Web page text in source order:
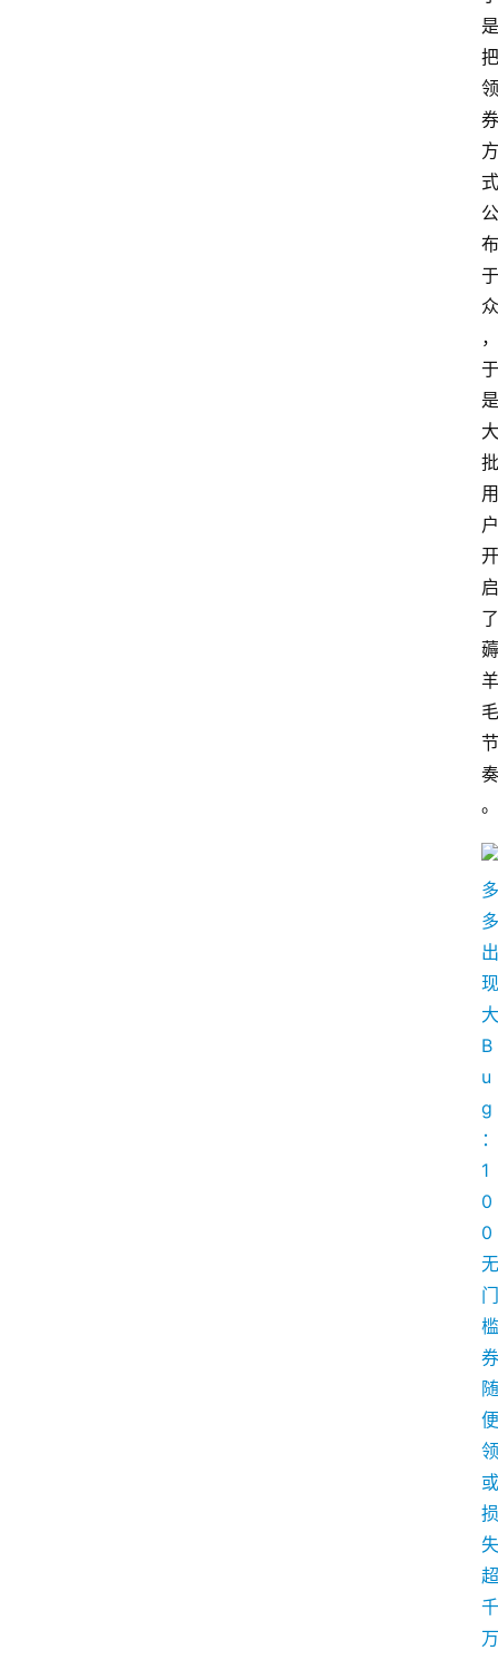
是
把
领
券
方
式
公
布
于
众
，
于
是
大
批
用
户
开
启
了
薅
羊
毛
节
奏
。